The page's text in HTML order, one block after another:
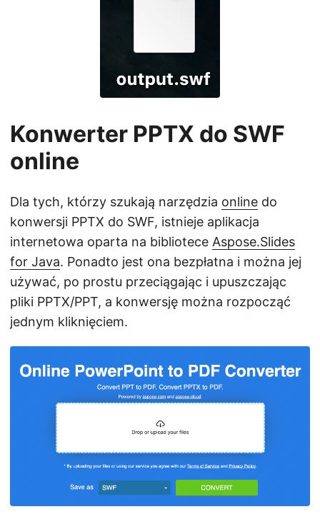
Konwerter PPTX do SWF
online
Dla tych, którzy szukają narzędzia online do
konwersji PPTX do SWF, istnieje aplikacja
internetowa oparta na bibliotece Aspose.Slides
for Java. Ponadto jest ona bezpłatna i można jej
używać, po prostu przeciągając i upuszczając
pliki PPTX/PPT, a konwersję można rozpocząć
jednym kliknięciem.